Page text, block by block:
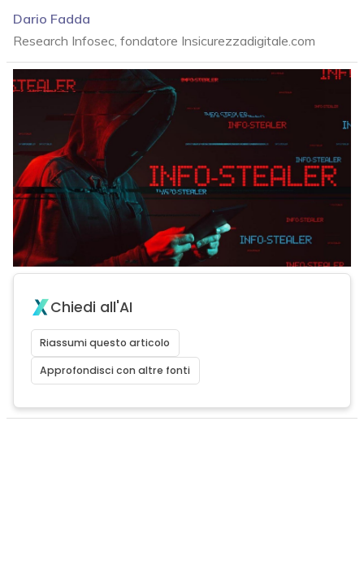
Dario Fadda
Research Infosec, fondatore Insicurezzadigitale.com
Chiedi all'AI
Riassumi questo articolo
Approfondisci con altre fonti